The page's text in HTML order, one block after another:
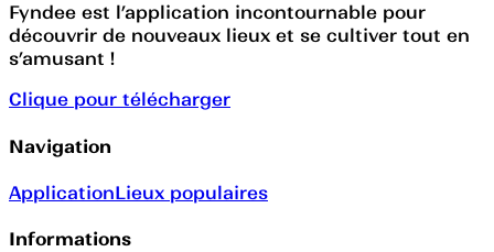
Fyndee est l’application incontournable pour
découvrir de nouveaux lieux et se cultiver tout en
s’amusant !
Clique pour télécharger
Navigation
ApplicationLieux populaires
Informations